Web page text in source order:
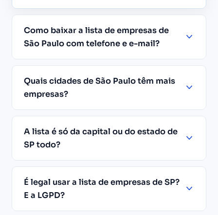
Como baixar a lista de empresas de
São Paulo com telefone e e-mail?
Quais cidades de São Paulo têm mais
empresas?
A lista é só da capital ou do estado de
SP todo?
É legal usar a lista de empresas de SP?
E a LGPD?